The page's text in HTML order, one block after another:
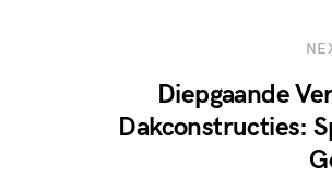
Diepgaande
Dakconstructies: